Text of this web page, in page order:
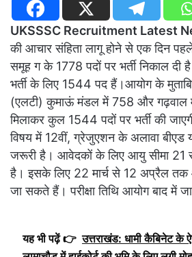
UKSSSC Recruitment Latest
की आचार संहिता लागू होने से एक दिन
समूह ग के 1778 पदों पर भर्ती निकाल दी
भर्ती के लिए 1544 पद हैं।आयोग के
(एलटी) कुमाऊं मंडल में 758 और
मिलाकर कुल 1544 पदों पर भर्ती की
विषय में 12वीं, ग्रेजुएशन के अलावा बीएड
जरूरी है। आवेदकों के लिए आयु सीमा 21
है। इसके लिए 22 मार्च से 12 अप्रैल
जा सकते हैं। परीक्षा तिथि आयोग बाद में
यह भी पढ़ें 👉 उत्तराखंड: धामी कैबिनेट के